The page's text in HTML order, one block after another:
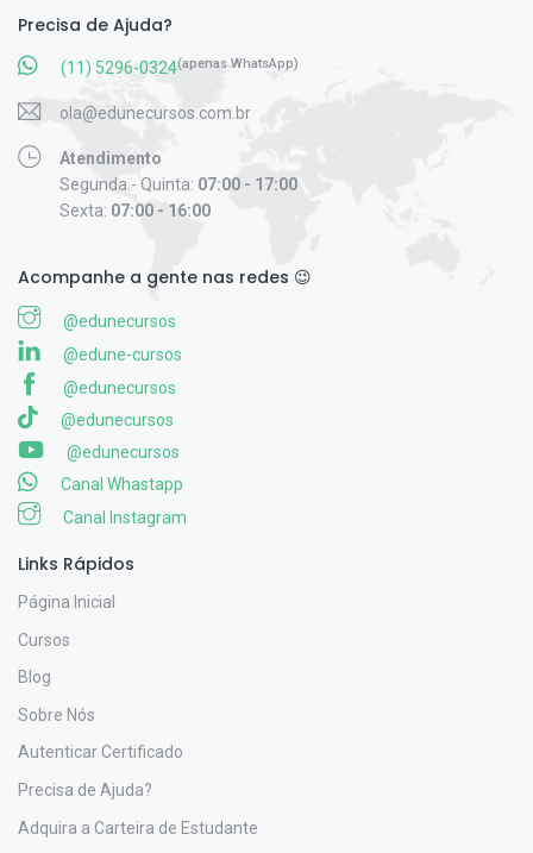
Precisa de Ajuda?
(11) 5296-0324(apenas WhatsApp)
ola@edunecursos.com.br
Atendimento
Segunda - Quinta: 07:00 - 17:00
Sexta: 07:00 - 16:00
Acompanhe a gente nas redes 😉
@edunecursos
@edune-cursos
@edunecursos
@edunecursos
@edunecursos
Canal Whastapp
Canal Instagram
Links Rápidos
Página Inicial
Cursos
Blog
Sobre Nós
Autenticar Certificado
Precisa de Ajuda?
Adquira a Carteira de Estudante